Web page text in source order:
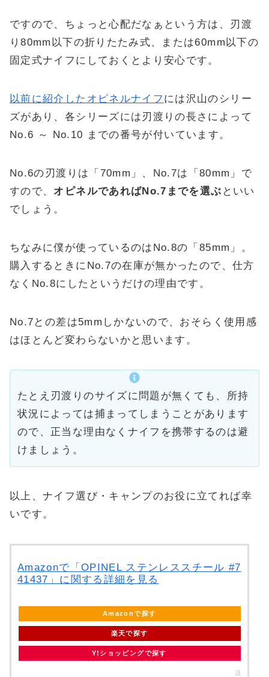
ですので、ちょっと心配だなぁという方は、刃渡
り80mm以下の折りたたみ式、または60mm以下の
固定式ナイフにしておくとより安心です。
以前に紹介したオピネルナイフ には沢山のシリー
ズがあり、各シリーズには刃渡りの長さによって
No.6 ～ No.10 までの番号が付いています。
No.6の刃渡りは「70mm」、No.7は「80mm」で
すので、 オピネルであればNo.7までを選ぶ といい
でしょう。
ちなみに僕が使っているのはNo.8の「85mm」。
購入するときにNo.7の在庫が無かったので、仕方
なくNo.8にしたというだけの理由です。
No.7との差は5mmしかないので、おそらく使用感
はほとんど変わらないかと思います。
たとえ刃渡りのサイズに問題が無くても、所持
状況によっては捕まってしまうことがあります
ので、正当な理由なくナイフを携帯するのは避
けましょう。
以上、ナイフ選び・キャンプのお役に立てれば幸
いです。
Amazonで「OPINEL ステンレススチール #7
41437」に関する詳細を見る
Amazonで探す
楽天で探す
Y!ショッピングで探す